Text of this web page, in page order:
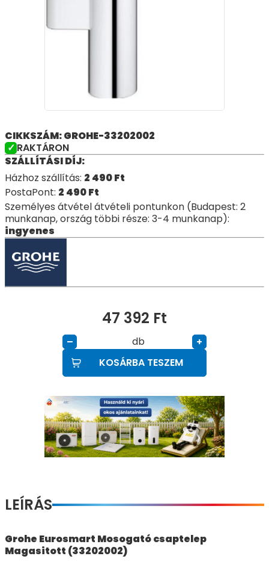
CIKKSZÁM: GROHE-33202002
RAKTÁRON
SZÁLLÍTÁSI DÍJ:
Házhoz szállítás: 2 490Ft
PostaPont: 2 490Ft
Személyes átvétel átvételi pontunkon (Budapest: 2
munkanap, ország többi része: 3-4 munkanap):
ingyenes
47 392 Ft
– db
+
KOSÁRBA TESZEM
LEÍRÁS
Grohe Eurosmart Mosogató csaptelep
Magasitott (33202002)